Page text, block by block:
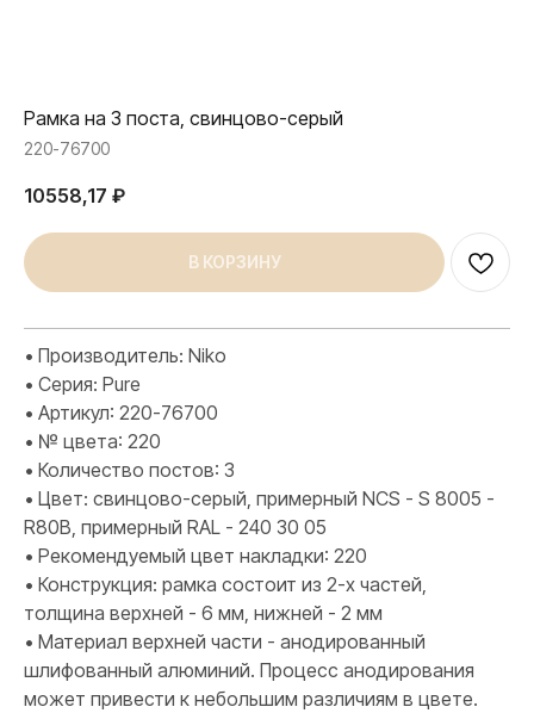
Рамка на 3 поста, свинцово-серый
220-76700
10558,17 ₽
В КОРЗИНУ
• Производитель: Niko
• Серия: Pure
• Артикул: 220-76700
• № цвета: 220
• Количество постов: 3
• Цвет: свинцово-серый, примерный NCS - S 8005 -
R80B, примерный RAL - 240 30 05
• Рекомендуемый цвет накладки: 220
• Конструкция: рамка состоит из 2-х частей,
толщина верхней - 6 мм, нижней - 2 мм
• Материал верхней части - анодированный
шлифованный алюминий. Процесс анодирования
может привести к небольшим различиям в цвете.